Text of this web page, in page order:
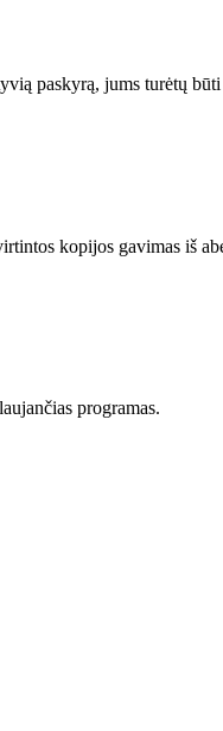
paskyrą, jums turėtų
kopijos gavimas iš
programas.